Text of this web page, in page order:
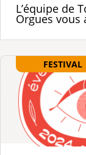
L’équipe de
Orgues vous
FESTIVAL